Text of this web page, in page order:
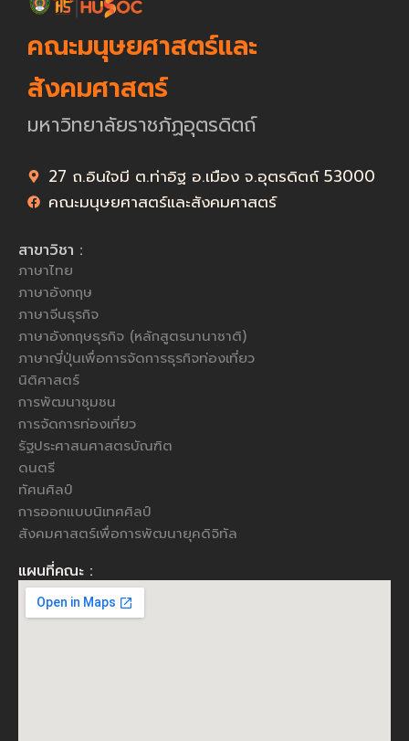
คณะมนุษยศาสตร์และ
สังคมศาสตร์
มหาวิทยาลัยราชภัฏอุตรดิตถ์
27 ถ.อินใจมี ต.ท่าอิฐ อ.เมือง จ.อุตรดิตถ์ 53000
คณะมนุษยศาสตร์และสังคมศาสตร์
สาขาวิชา :
ภาษาไทย
ภาษาอังกฤษ
ภาษาจีนธุรกิจ
ภาษาอังกฤษธุรกิจ (หลักสูตรนานาชาติ)
ภาษาญี่ปุ่นเพื่อการจัดการธุรกิจท่องเที่ยว
นิติศาสตร์
การพัฒนาชุมชน
การจัดการท่องเที่ยว
รัฐประศาสนศาสตรบัณฑิต
ดนตรี
ทัศนศิลป์
การออกแบบนิเทศศิลป์
สังคมศาสตร์เพื่อการพัฒนายุคดิจิทัล
แผนที่คณะ :